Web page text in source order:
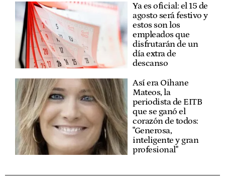
Ya es oficial: el 15 de
agosto será festivo y
estos son los
empleados que
disfrutarán de un
día extra de
descanso
Así era Oihane
Mateos, la
periodista de EITB
que se ganó el
corazón de todos:
"Generosa,
inteligente y gran
profesional"